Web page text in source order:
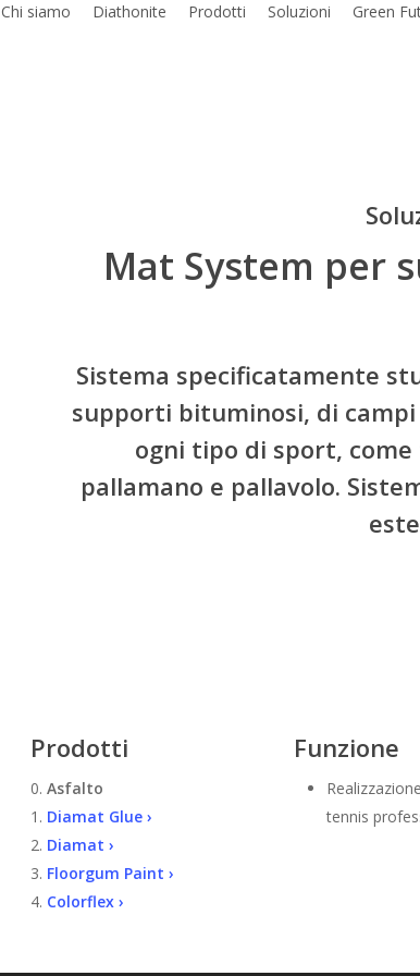
Chi siamo Diathonite Prodotti Soluzioni Green
Mat System per
Sistema specificatamente
supporti bituminosi, di
ogni tipo di sport,
pallamano e pallavolo.
Prodotti
0. Asfalto
1. Diamat Glue ›
2. Diamat ›
3. Floorgum Paint ›
4. Colorflex ›
Funzione
tennis